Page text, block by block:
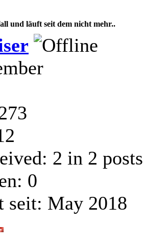
und läuft seit dem nicht mehr..
2 in 2 posts
0
seit: May 2018